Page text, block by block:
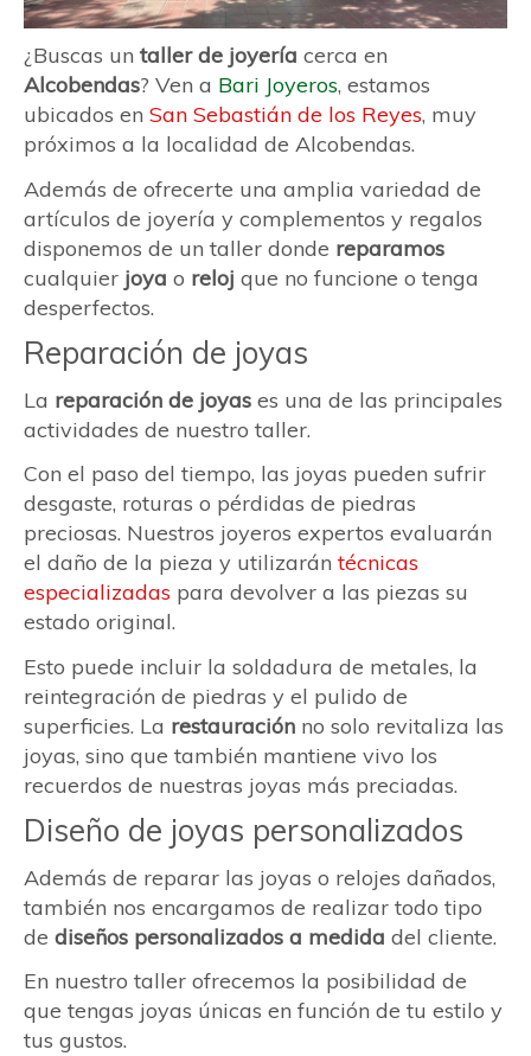
¿Buscas un taller de joyería cerca en
Alcobendas? Ven a Bari Joyeros, estamos
ubicados en San Sebastián de los Reyes, muy
próximos a la localidad de Alcobendas.
Además de ofrecerte una amplia variedad de
artículos de joyería y complementos y regalos
disponemos de un taller donde reparamos
cualquier joya o reloj que no funcione o tenga
desperfectos.
Reparación de joyas
La reparación de joyas es una de las principales
actividades de nuestro taller.
Con el paso del tiempo, las joyas pueden sufrir
desgaste, roturas o pérdidas de piedras
preciosas. Nuestros joyeros expertos evaluarán
el daño de la pieza y utilizarán técnicas
especializadas para devolver a las piezas su
estado original.
Esto puede incluir la soldadura de metales, la
reintegración de piedras y el pulido de
superficies. La restauración no solo revitaliza las
joyas, sino que también mantiene vivo los
recuerdos de nuestras joyas más preciadas.
Diseño de joyas personalizados
Además de reparar las joyas o relojes dañados,
también nos encargamos de realizar todo tipo
de diseños personalizados a medida del cliente.
En nuestro taller ofrecemos la posibilidad de
que tengas joyas únicas en función de tu estilo y
tus gustos.